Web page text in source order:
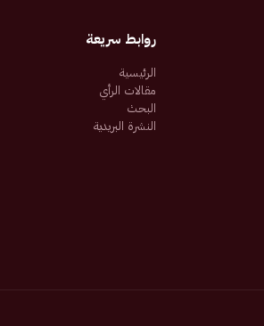
روابط سريعة
الرئيسية
مقالات الرأي
البحث
النشرة البريدية